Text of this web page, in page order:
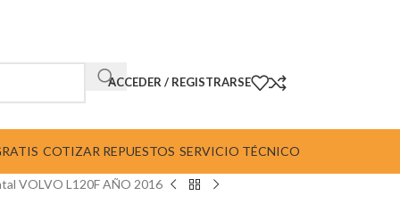
ACCEDER / REGISTRARSE
COTIZAR REPUESTOS SERVICIO TÉCNICO
VOLVO L120F AÑO 2016